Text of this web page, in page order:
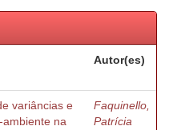
Autor(es)
variâncias e
na
Faquinello,
Patrícia